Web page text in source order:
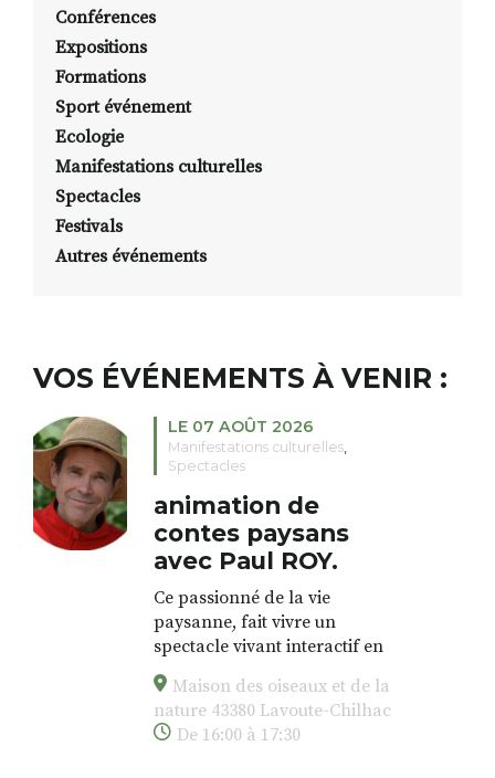
Conférences
Expositions
Formations
Sport événement
Ecologie
Manifestations culturelles
Spectacles
Festivals
Autres événements
VOS ÉVÉNEMENTS À VENIR :
LE 07 AOÛT 2026
Manifestations culturelles
Spectacles
animation de
contes paysans
avec Paul ROY.
Ce passionné de la vie
paysanne, fait vivre un
spectacle vivant interactif en
proposant une animation dans
l’esprit des veillées, en
chansons, en contes, à partir de
vieux outils de la paysannerie,
Maison des oiseaux et de la
nature 43380 Lavoute-Chilhac
De 16:00 à 17:30